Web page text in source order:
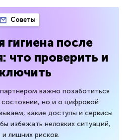
Советы
гигиена после
что проверить и
важно позаботиться
но и о цифровой
какие доступы и сервисы
избежать неловких ситуаций,
лишних рисков.